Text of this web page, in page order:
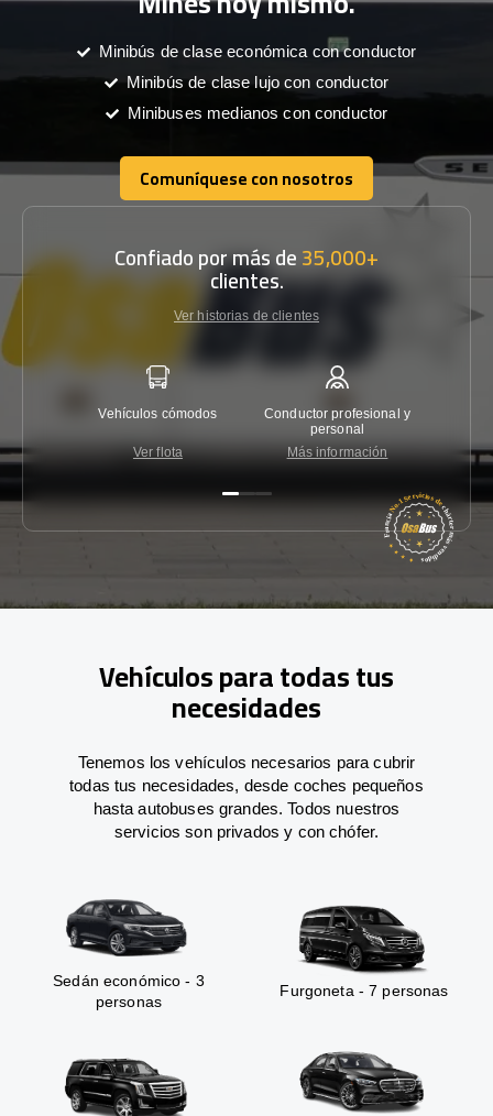
Minibús de clase económica con conductor
Minibús de clase lujo con conductor
Minibuses medianos con conductor
Comuníquese con nosotros
Comuníquese con nosotros
Confiado por más de35,000+
clientes.
Ver historias de clientes
Vehículos cómodos
Ver flota
Conductor profesional y
personal
Más información
Vehículos para todas tus
necesidades
Tenemos los vehículos necesarios para cubrir
todas tus necesidades, desde coches pequeños
hasta autobuses grandes. Todos nuestros
servicios son privados y con chófer.
Sedán económico - 3
personas
Furgoneta - 7 personas